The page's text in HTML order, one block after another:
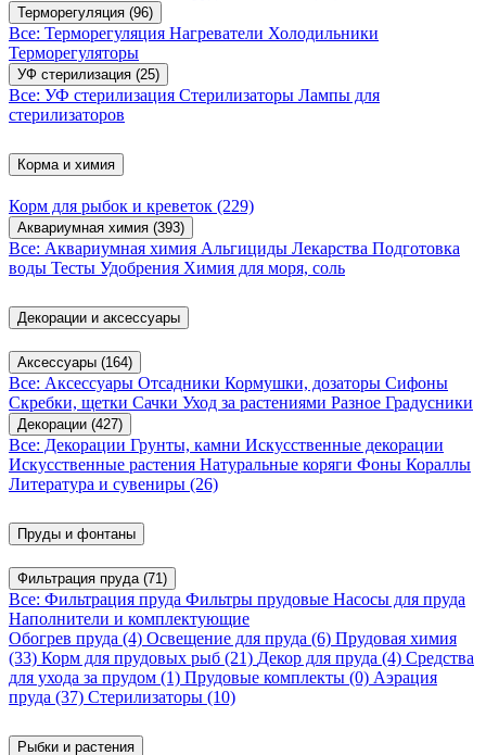
Терморегуляция (96)
Все: Терморегуляция Нагреватели Холодильники
Терморегуляторы
УФ стерилизация (25)
Все: УФ стерилизация Стерилизаторы Лампы для
стерилизаторов
Корма и химия
Корм для рыбок и креветок (229)
Аквариумная химия (393)
Все: Аквариумная химия Альгициды Лекарства Подготовка
воды Тесты Удобрения Химия для моря, соль
Декорации и аксессуары
Аксессуары (164)
Все: Аксессуары Отсадники Кормушки, дозаторы Сифоны
Скребки, щетки Сачки Уход за растениями Разное Градусники
Декорации (427)
Все: Декорации Грунты, камни Искусственные декорации
Искусственные растения Натуральные коряги Фоны Кораллы
Литература и сувениры (26)
Пруды и фонтаны
Фильтрация пруда (71)
Все: Фильтрация пруда Фильтры прудовые Насосы для пруда
Наполнители и комплектующие
Обогрев пруда (4) Освещение для пруда (6) Прудовая химия
(33) Корм для прудовых рыб (21) Декор для пруда (4) Средства
для ухода за прудом (1) Прудовые комплекты (0) Аэрация
пруда (37) Стерилизаторы (10)
Рыбки и растения